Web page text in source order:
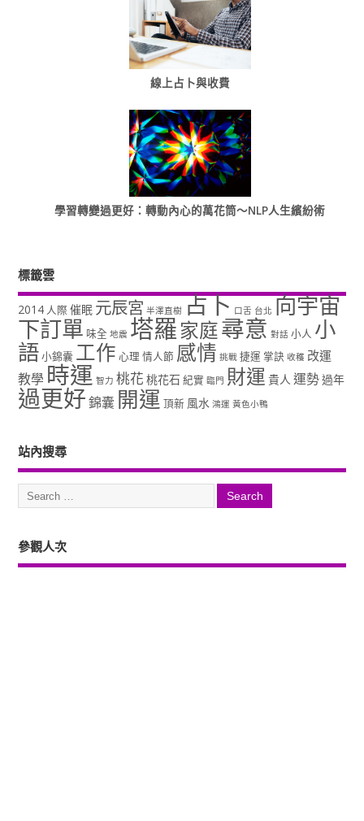
線上占卜與收費
學習轉變過更好：轉動內心的萬花筒～NLP人生繽紛術
標籤雲
2014 人際 催眠 元辰宮 半澤直樹 占卜 口舌 台北 向宇宙
下訂單 味全 地震 塔羅家庭尋意 對話 小人 小
語小錦囊 工作 心理 情人節 感情 挑戰 捷運 掌訣 收穫 改運
教學 時運 智力 桃花 桃花石 紀實 臨門 財運 貴人 運勢過年
過更好錦囊 開運 頂新 風水 鴻運 黃色小鴨
站內搜尋
參觀人次